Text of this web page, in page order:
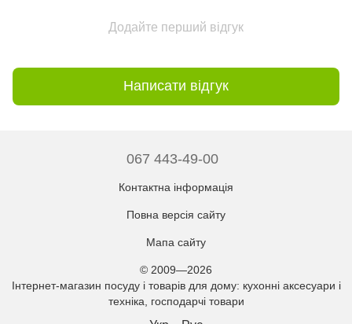
Додайте перший відгук
Написати відгук
067 443-49-00
Контактна інформація
Повна версія сайту
Мапа сайту
© 2009—2026
Інтернет-магазин посуду і товарів для дому: кухонні аксесуари і
техніка, господарчі товари